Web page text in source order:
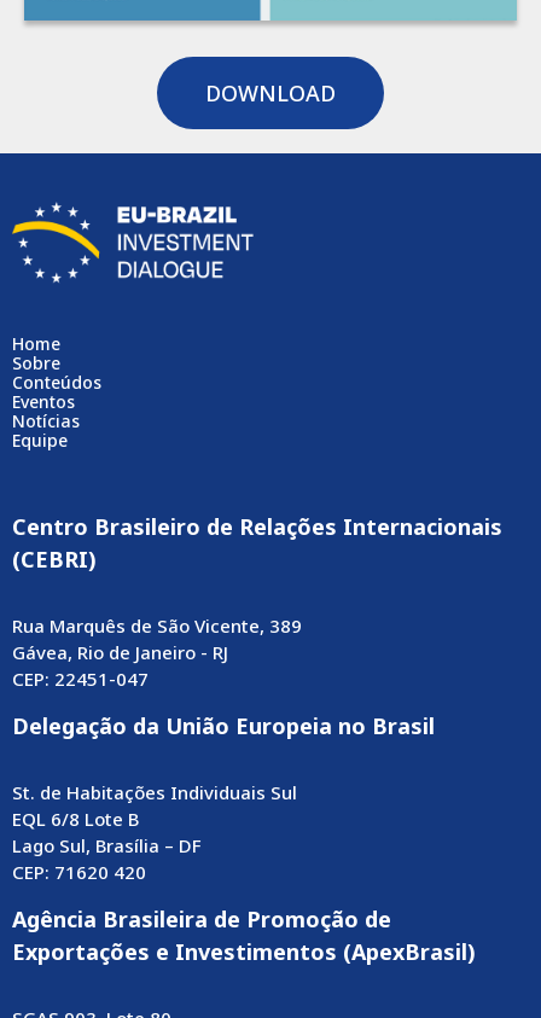
DOWNLOAD
Home
Sobre
Conteúdos
Eventos
Notícias
Equipe
Centro Brasileiro de Relações Internacionais
(CEBRI)
Rua Marquês de São Vicente, 389
Gávea, Rio de Janeiro - RJ
CEP: 22451-047
Delegação da União Europeia no Brasil
St. de Habitações Individuais Sul
EQL 6/8 Lote B
Lago Sul, Brasília – DF
CEP: 71620 420
Agência Brasileira de Promoção de
Exportações e Investimentos (ApexBrasil)